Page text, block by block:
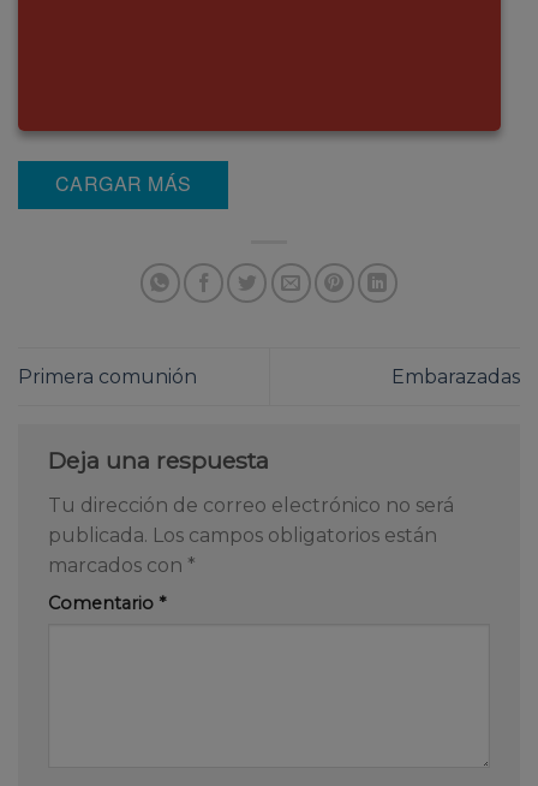
CARGAR MÁS
Primera comunión Embarazadas
Deja una respuesta
Tu dirección de correo electrónico no será
publicada. Los campos obligatorios están
marcados con *
Comentario *